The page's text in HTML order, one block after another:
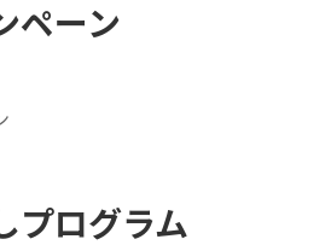
ペーン
プログラム